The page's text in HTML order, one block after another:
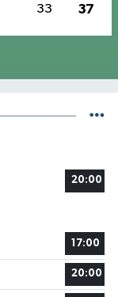
33 37
20:00
17:00
20:00